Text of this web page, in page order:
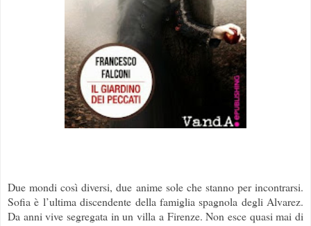
Due mondi così diversi, due anime sole che stanno per incontrarsi.
Sofia è l’ultima discendente della famiglia spagnola degli Alvarez.
Da anni vive segregata in un villa a Firenze. Non esce quasi mai di